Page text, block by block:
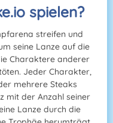
spielen?
streifen und
seine Lanze auf die
Charaktere anderer
Jeder Charakter,
mehrere Steaks
mit der Anzahl seiner
Lanze durch die